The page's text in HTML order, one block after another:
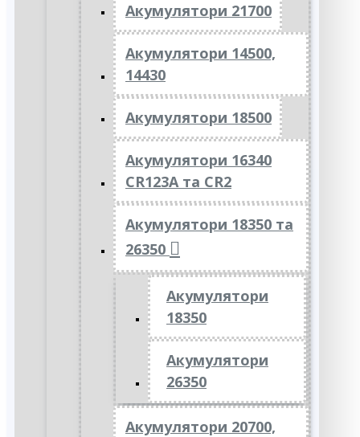
Акумулятори 21700
Акумулятори 14500,
14430
Акумулятори 18500
Акумулятори 16340
CR123A та CR2
Акумулятори 18350 та
26350
Акумулятори
18350
Акумулятори
26350
Акумулятори 20700,